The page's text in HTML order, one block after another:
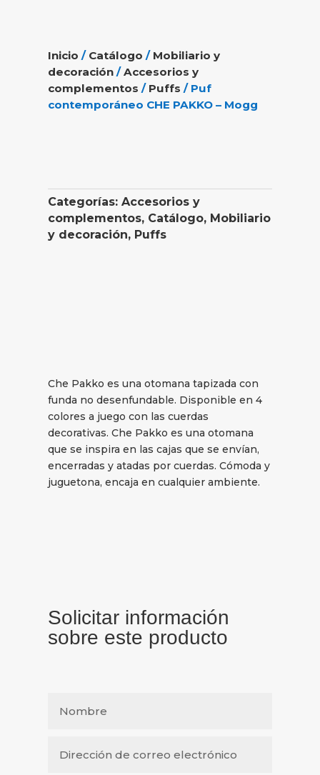
Inicio / Catálogo / Mobiliario y
decoración /Accesorios y
complementos / Puffs / Puf
contemporáneo CHE PAKKO – Mogg
Categorías:Accesorios y
complementos, Catálogo, Mobiliario
y decoración, Puffs
Che Pakko es una otomana tapizada con
funda no desenfundable. Disponible en 4
colores a juego con las cuerdas
decorativas. Che Pakko es una otomana
que se inspira en las cajas que se envían,
encerradas y atadas por cuerdas. Cómoda y
juguetona, encaja en cualquier ambiente.
Solicitar información
sobre este producto